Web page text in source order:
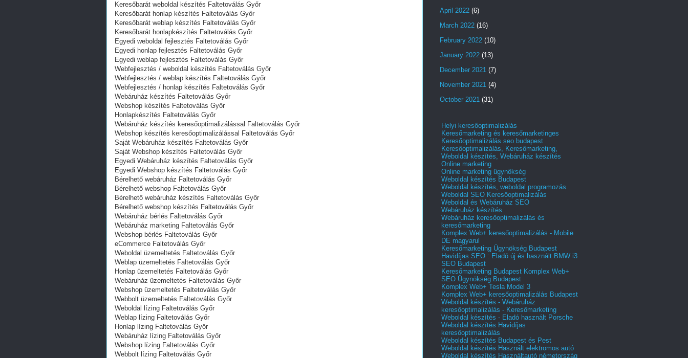
Keresőbarát weboldal készítés Faltetoválás Győr
Keresőbarát honlap készítés Faltetoválás Győr
Keresőbarát weblap készítés Faltetoválás Győr
Keresőbarát honlapkészítés Faltetoválás Győr
Egyedi weboldal fejlesztés Faltetoválás Győr
Egyedi honlap fejlesztés Faltetoválás Győr
Egyedi weblap fejlesztés Faltetoválás Győr
Webfejlesztés / weboldal készítés Faltetoválás Győr
Webfejlesztés / weblap készítés Faltetoválás Győr
Webfejlesztés / honlap készítés Faltetoválás Győr
Webáruház készítés Faltetoválás Győr
Webshop készítés Faltetoválás Győr
Honlapkészítés Faltetoválás Győr
Webáruház készítés keresőoptimalizálással Faltetoválás Győr
Webshop készítés keresőoptimalizálással Faltetoválás Győr
Saját Webáruház készítés Faltetoválás Győr
Saját Webshop készítés Faltetoválás Győr
Egyedi Webáruház készítés Faltetoválás Győr
Egyedi Webshop készítés Faltetoválás Győr
Bérelhető webáruház Faltetoválás Győr
Bérelhető webshop Faltetoválás Győr
Bérelhető webáruház készítés Faltetoválás Győr
Bérelhető webshop készítés Faltetoválás Győr
Webáruház bérlés Faltetoválás Győr
Webáruház marketing Faltetoválás Győr
Webshop bérlés Faltetoválás Győr
eCommerce Faltetoválás Győr
Weboldal üzemeltetés Faltetoválás Győr
Weblap üzemeltetés Faltetoválás Győr
Honlap üzemeltetés Faltetoválás Győr
Webáruház üzemeltetés Faltetoválás Győr
Webshop üzemeltetés Faltetoválás Győr
Webbolt üzemeltetés Faltetoválás Győr
Weboldal lízing Faltetoválás Győr
Weblap lízing Faltetoválás Győr
Honlap lízing Faltetoválás Győr
Webáruház lízing Faltetoválás Győr
Webshop lízing Faltetoválás Győr
Webbolt lízing Faltetoválás Győr
April 2022 (6)
March 2022 (16)
February 2022 (10)
January 2022 (13)
December 2021 (7)
November 2021 (4)
October 2021 (31)
Helyi keresőoptimalizálás
Keresőmarketing és keresőmarketinges
Keresőoptimalizálás seo budapest
Keresőoptimalizálás, Keresőmarketing,
Weboldal készítés, Webáruház készítés
Online marketing
Online marketing ügynökség
Weboldal készítés Budapest
Weboldal készítés, weboldal programozás
Weboldal SEO Keresőoptimalizálás
Weboldal és Webáruház SEO
Webáruház készítés
Webáruház keresőoptimalizálás és
keresőmarketing
Komplex Web+ keresőoptimalizálás - Mobile
DE magyarul
Keresőmarketing Ügynökség Budapest
Havidíjas SEO : Eladó új és használt BMW i3
SEO Budapest
Keresőmarketing Budapest Komplex Web+
SEO Ügynökség Budapest
Komplex Web+ Tesla Model 3
Komplex Web+ keresőoptimalizálás Budapest
Weboldal készítés - Webáruház
keresőoptimalizálás - Keresőmarketing
Weboldal készítés - Eladó használt Porsche
Weboldal készítés Havidíjas
keresőoptimalizálás
Weboldal készítés Budapest és Pest
Weboldal készítés Használt elektromos autó
Weboldal készítés Használtautó németország